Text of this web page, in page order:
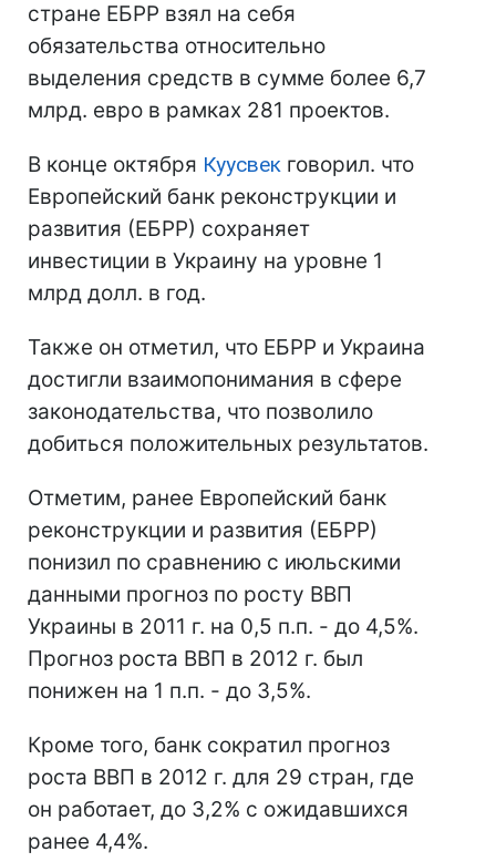
стране ЕБРР взял на себя
обязательства относительно
выделения средств в сумме более 6,7
млрд. евро в рамках 281 проектов.
В конце октября Куусвек говорил. что
Европейский банк реконструкции и
развития (ЕБРР) сохраняет
инвестиции в Украину на уровне 1
млрд долл. в год.
Также он отметил, что ЕБРР и Украина
достигли взаимопонимания в сфере
законодательства, что позволило
добиться положительных результатов.
Отметим, ранее Европейский банк
реконструкции и развития (ЕБРР)
понизил по сравнению с июльскими
данными прогноз по росту ВВП
Украины в 2011 г. на 0,5 п.п. - до 4,5%.
Прогноз роста ВВП в 2012 г. был
понижен на 1 п.п. - до 3,5%.
Кроме того, банк сократил прогноз
роста ВВП в 2012 г. для 29 стран, где
он работает, до 3,2% с ожидавшихся
ранее 4,4%.